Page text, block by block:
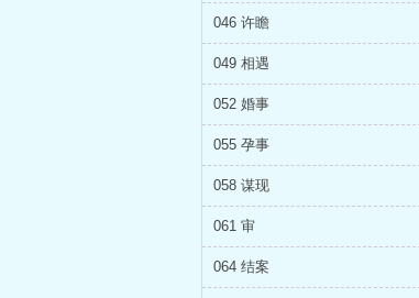
046 许瞻
049 相遇
052 婚事
055 孕事
058 谋现
061 审
064 结案